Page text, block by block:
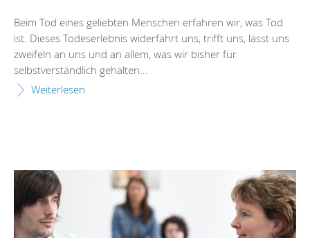
Beim Tod eines geliebten Menschen erfahren wir, was Tod
ist. Dieses Todeserlebnis widerfährt uns, trifft uns, lässt uns
zweifeln an uns und an allem, was wir bisher für
selbstverständlich gehalten...
Weiterlesen